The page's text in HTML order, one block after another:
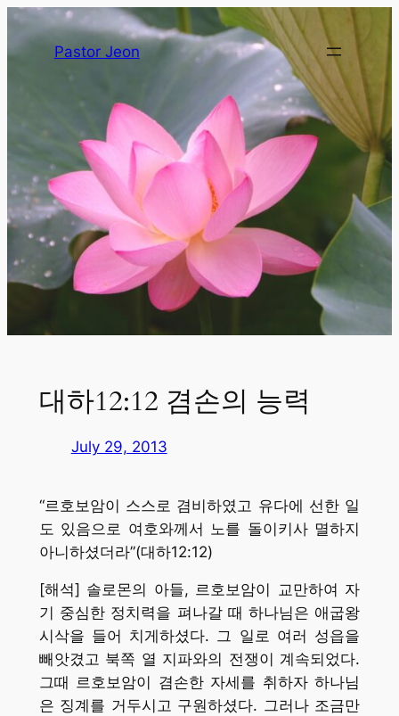
Pastor Jeon
대하12:12 겸손의 능력
July 29, 2013
“르호보암이 스스로 겸비하였고 유다에 선한 일
도 있음으로 여호와께서 노를 돌이키사 멸하지
아니하셨더라”(대하12:12)
[해석] 솔로몬의 아들, 르호보암이 교만하여 자
기 중심한 정치력을 펴나갈 때 하나님은 애굽왕
시삭을 들어 치게하셨다. 그 일로 여러 성읍을
빼앗겼고 북쪽 열 지파와의 전쟁이 계속되었다.
그때 르호보암이 겸손한 자세를 취하자 하나님
은 징계를 거두시고 구원하셨다. 그러나 조금만